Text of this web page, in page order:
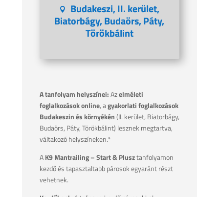
Budakeszi, II. kerület,
Biatorbágy, Budaörs, Páty,
Törökbálint
A tanfolyam helyszínei:Azelméleti
foglalkozások online, agyakorlati foglalkozások
Budakeszin és környékén(II. kerület, Biatorbágy,
Budaörs, Páty, Törökbálint) lesznek megtartva,
váltakozó helyszíneken.*
AK9 Mantrailing – Start & Plusztanfolyamon
kezdő és tapasztaltabb párosok egyaránt részt
vehetnek.